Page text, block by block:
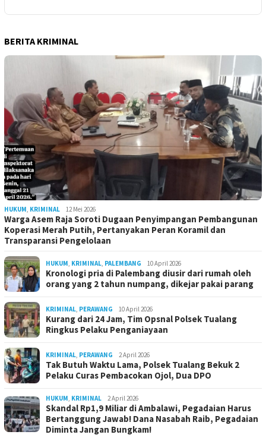
BERITA KRIMINAL
HUKUM KRIMINAL 12 Mei 2026
Warga Asem Raja Soroti Dugaan Penyimpangan Pembangunan
Koperasi Merah Putih, Pertanyakan Peran Koramil dan
Transparansi Pengelolaan
HUKUM KRIMINAL PALEMBANG 10 April 2026
Kronologi pria di Palembang diusir dari rumah oleh
orang yang 2 tahun numpang, dikejar pakai parang
KRIMINAL PERAWANG 10 April 2026
Kurang dari 24 Jam, Tim Opsnal Polsek Tualang
Ringkus Pelaku Penganiayaan
KRIMINAL PERAWANG 2 April 2026
Tak Butuh Waktu Lama, Polsek Tualang Bekuk 2
Pelaku Curas Pembacokan Ojol, Dua DPO
HUKUM KRIMINAL 2 April 2026
Skandal Rp1,9 Miliar di Ambalawi, Pegadaian Harus
Bertanggung Jawab! Dana Nasabah Raib, Pegadaian
Diminta Jangan Bungkam!